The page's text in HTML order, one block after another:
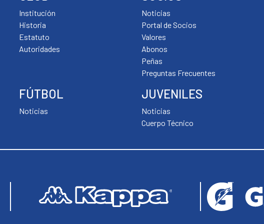
Institución
Historia
Estatuto
Autoridades
FÚTBOL
Noticias
JUVENILES
Noticias
Cuerpo Técnico
Noticias
Portal de Socios
Valores
Abonos
Peñas
Preguntas Frecuentes